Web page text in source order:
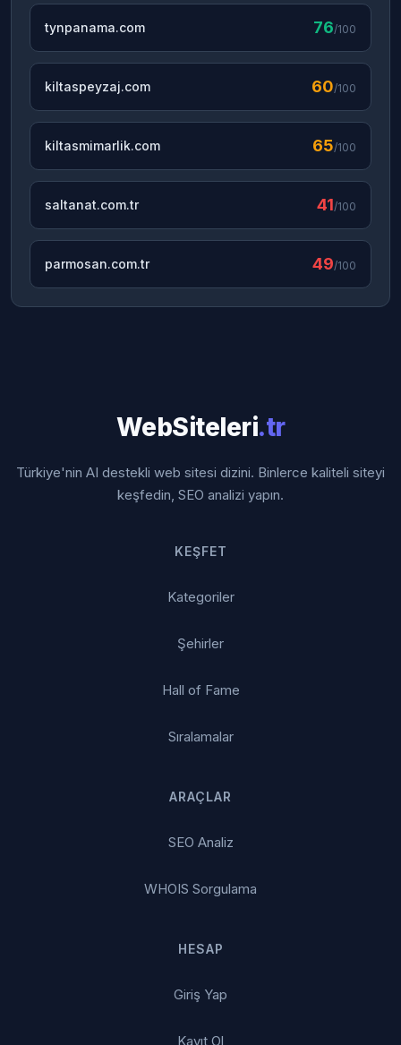
tynpanama.com 76/100
kiltaspeyzaj.com 60/100
kiltasmimarlik.com 65/100
saltanat.com.tr 41/100
parmosan.com.tr 49/100
WebSiteleri.tr
Türkiye'nin AI destekli web sitesi dizini. Binlerce kaliteli siteyi
keşfedin, SEO analizi yapın.
KEŞFET
Kategoriler
Şehirler
Hall of Fame
Sıralamalar
ARAÇLAR
SEO Analiz
WHOIS Sorgulama
HESAP
Giriş Yap
Kayıt Ol